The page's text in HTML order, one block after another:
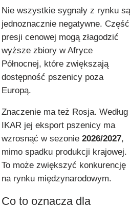
Nie wszystkie sygnały z rynku są
jednoznacznie negatywne. Część
presji cenowej mogą złagodzić
wyższe zbiory w Afryce
Północnej, które zwiększają
dostępność pszenicy poza
Europą.
Znaczenie ma też Rosja. Według
IKAR jej eksport pszenicy ma
wzrosnąć w sezonie 2026/2027,
mimo spadku produkcji krajowej.
To może zwiększyć konkurencję
na rynku międzynarodowym.
Co to oznacza dla